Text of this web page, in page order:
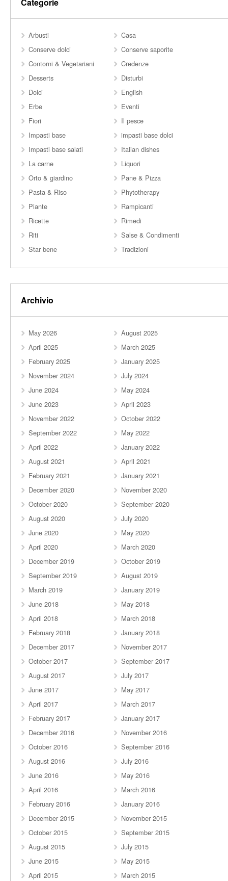
Categorie
Arbusti
Casa
Conserve dolci
Conserve saporite
Contorni & Vegetariani
Credenze
Desserts
Disturbi
Dolci
English
Erbe
Eventi
Fiori
Il pesce
Impasti base
impasti base dolci
Impasti base salati
Italian dishes
La carne
Liquori
Orto & giardino
Pane & Pizza
Pasta & Riso
Phytotherapy
Piante
Rampicanti
Ricette
Rimedi
Riti
Salse & Condimenti
Star bene
Tradizioni
Archivio
May 2026
August 2025
April 2025
March 2025
February 2025
January 2025
November 2024
July 2024
June 2024
May 2024
June 2023
April 2023
November 2022
October 2022
September 2022
May 2022
April 2022
January 2022
August 2021
April 2021
February 2021
January 2021
December 2020
November 2020
October 2020
September 2020
August 2020
July 2020
June 2020
May 2020
April 2020
March 2020
December 2019
October 2019
September 2019
August 2019
March 2019
January 2019
June 2018
May 2018
April 2018
March 2018
February 2018
January 2018
December 2017
November 2017
October 2017
September 2017
August 2017
July 2017
June 2017
May 2017
April 2017
March 2017
February 2017
January 2017
December 2016
November 2016
October 2016
September 2016
August 2016
July 2016
June 2016
May 2016
April 2016
March 2016
February 2016
January 2016
December 2015
November 2015
October 2015
September 2015
August 2015
July 2015
June 2015
May 2015
April 2015
March 2015